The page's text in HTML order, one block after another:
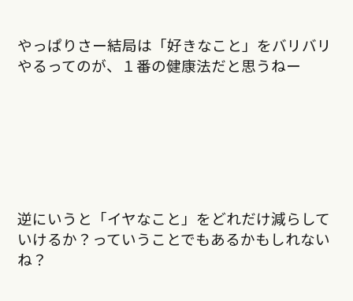
やっぱりさー結局は「好きなこと」をバリバリ
やるってのが、１番の健康法だと思うねー
逆にいうと「イヤなこと」をどれだけ減らして
いけるか？っていうことでもあるかもしれない
ね？